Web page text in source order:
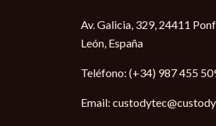
Av. Galicia, 329, 24411
León, España
Teléfono: (+34) 987 455
Email: